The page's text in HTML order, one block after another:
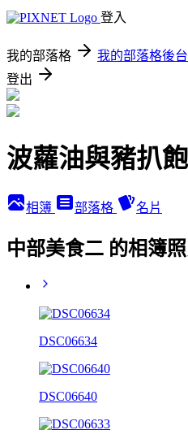
登入
我的部落格 我的部落格後台
登出
波蘿油與豬扒
相簿 部落格 名片
中部美食二 的相簿照
DSC06634
DSC06640